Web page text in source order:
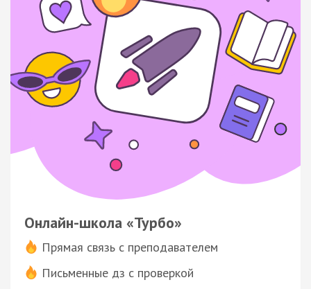
Онлайн-школа «Турбо»
Прямая связь с преподавателем
Письменные дз с проверкой